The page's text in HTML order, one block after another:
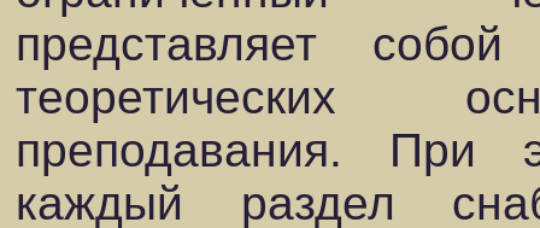
представляет собой
теоретических
преподавания. При
каждый раздел